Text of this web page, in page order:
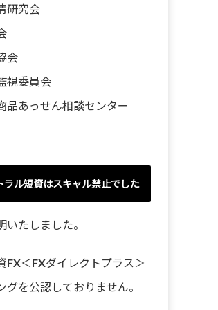
研究会
会
視委員会
品あっせん相談センター
ラル短資はスキャル禁止でした
いたしました。
FX＜FXダイレクトプラス＞
グを公認しておりません。